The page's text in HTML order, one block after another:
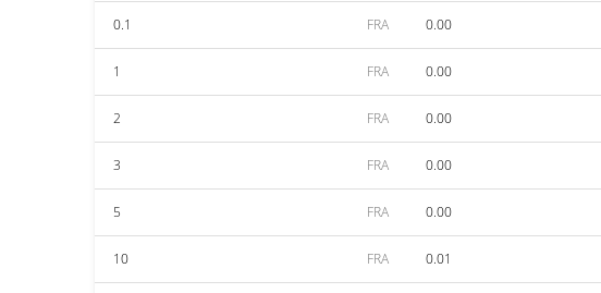
0.1 FRA 0.00
1 FRA 0.00
2 FRA 0.00
3 FRA 0.00
5 FRA 0.00
10 FRA 0.01